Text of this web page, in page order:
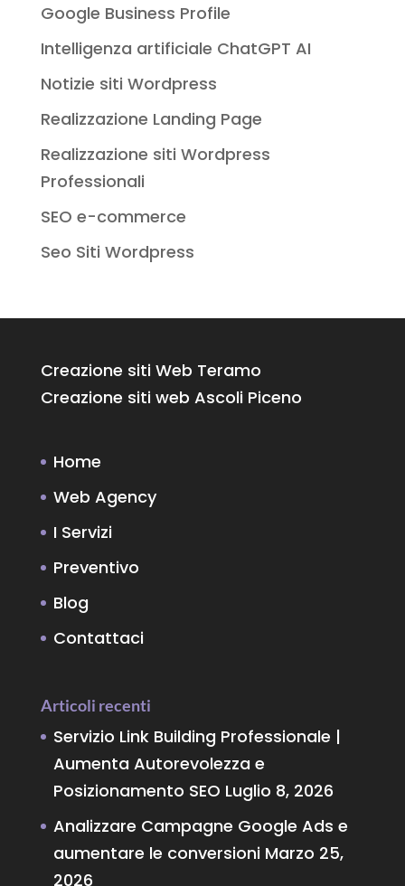
Google Business Profile
Intelligenza artificiale ChatGPT AI
Notizie siti Wordpress
Realizzazione Landing Page
Realizzazione siti Wordpress
Professionali
SEO e-commerce
Seo Siti Wordpress
Creazione siti Web Teramo
Creazione siti web Ascoli Piceno
Home
Web Agency
I Servizi
Preventivo
Blog
Contattaci
Articoli recenti
Servizio Link Building Professionale |
Aumenta Autorevolezza e
Posizionamento SEO Luglio 8, 2026
Analizzare Campagne Google Ads e
aumentare le conversioni Marzo 25,
2026